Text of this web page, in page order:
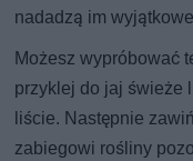
nadadzą im
Możesz wypróbować
przyklej do jaj świeże
liście. Następnie
zabiegowi rośliny